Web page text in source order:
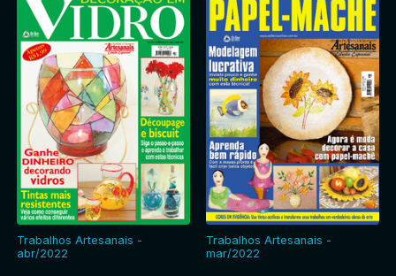
Trabalhos Artesanais -
abr/2022
Trabalhos Artesanais -
mar/2022